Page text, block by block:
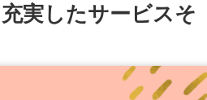
実したサービスそ